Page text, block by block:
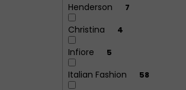
Henderson 7
Christina 4
Infiore 5
Italian Fashion 58